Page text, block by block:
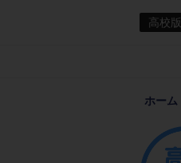
高校版
ホーム